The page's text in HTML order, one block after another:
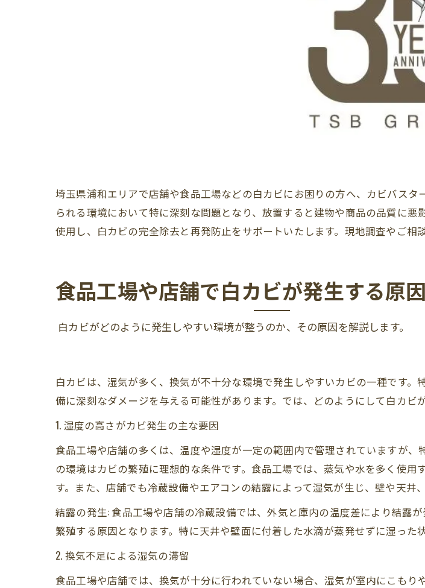
埼玉県浦和エリアで店舗や食品工場などの白カビにお困りの方へ、カビバス
られる環境において特に深刻な問題となり、放置すると建物や商品の品質に
使用し、白カビの完全除去と再発防止をサポートいたします。現地調査やご相
食品工場や店舗で白カビが発生する原
白カビがどのように発生しやすい環境が整うのか、その原因を解説します。
白カビは、湿気が多く、換気が不十分な環境で発生しやすいカビの一種です
備に深刻なダメージを与える可能性があります。では、どのようにして白カビ
1. 湿度の高さがカビ発生の主な要因
食品工場や店舗の多くは、温度や湿度が一定の範囲内で管理されていますが
の環境はカビの繁殖に理想的な条件です。食品工場では、蒸気や水を多く使
す。また、店舗でも冷蔵設備やエアコンの結露によって湿気が生じ、壁や天井
結露の発生: 食品工場や店舗の冷蔵設備では、外気と庫内の温度差により結露
繁殖する原因となります。特に天井や壁面に付着した水滴が蒸発せずに湿った
2. 換気不足による湿気の滞留
食品工場や店舗では、換気が十分に行われていない場合、湿気が室内にこも